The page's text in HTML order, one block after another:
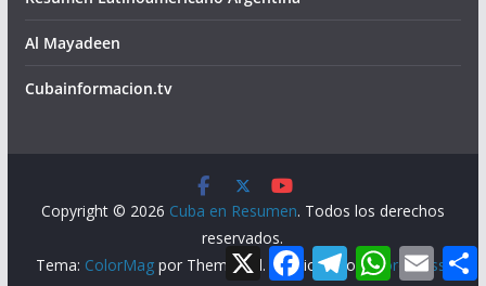
Al Mayadeen
Cubainformacion.tv
Copyright © 2026 Cuba en Resumen. Todos los derechos
reservados.
Tema: ColorMag por ThemeGrill. Funciona conWordPress .
X F
a
T
e
W
h
E
m